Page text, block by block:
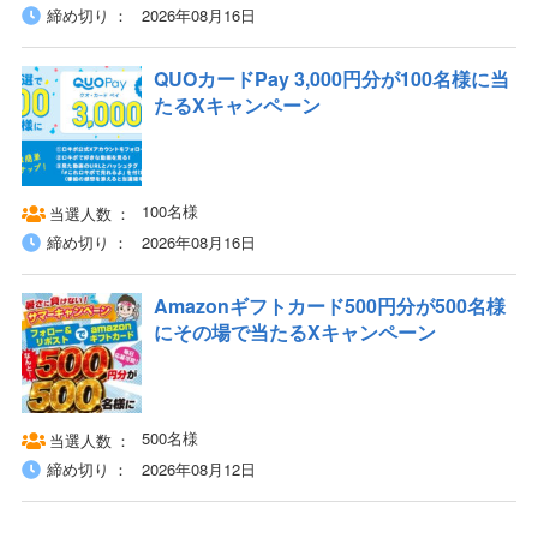
締め切り
2026年08月16日
QUOカードPay 3,000円分が100名様に当
たるXキャンペーン
当選人数
100名様
締め切り
2026年08月16日
Amazonギフトカード500円分が500名様
にその場で当たるXキャンペーン
当選人数
500名様
締め切り
2026年08月12日